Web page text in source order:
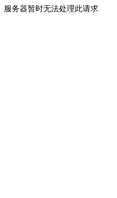
服务器暂时无法处理此请求